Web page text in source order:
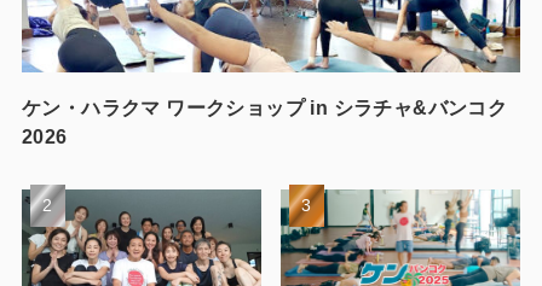
ケン・ハラクマ ワークショップ in シラチャ&バンコク
2026